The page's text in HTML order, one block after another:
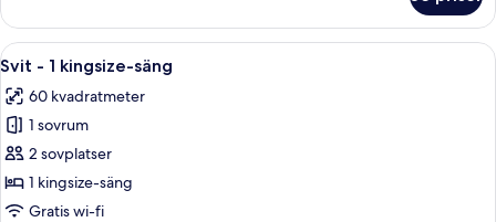
-
dubbelsängar
Öppna
alla
foton
för
Svit
-
1
Ett sovrum med en stor säng,
6
Svit - 1 kingsize-säng
60 kvadratmeter
1 sovrum
2 sovplatser
1 kingsize-säng
Gratis wi-fi